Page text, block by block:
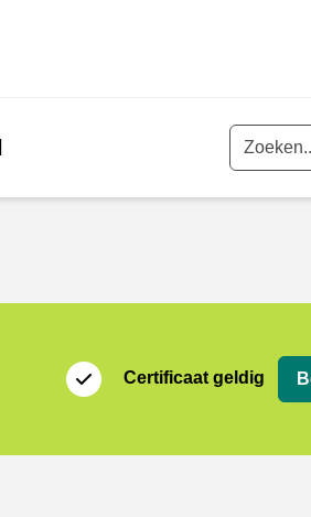
Trefwoord
Certificaat geldig